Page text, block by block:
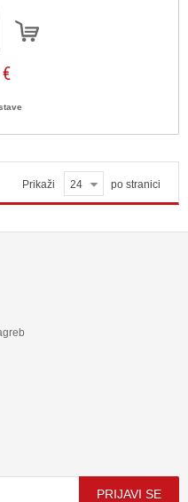
Prikaži 24 po stranici
PRIJAVI SE